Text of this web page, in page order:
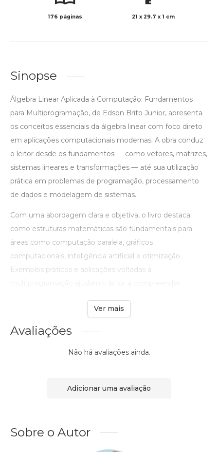
176 páginas 21 x 29.7 x 1 cm
Sinopse
Álgebra Linear Aplicada à Computação: Fundamentos
para Multiprogramação, de Edson Brito Junior, apresenta
os conceitos essenciais da álgebra linear com foco direto
em aplicações computacionais modernas. A obra conduz
o leitor desde os fundamentos — como vetores, matrizes,
sistemas lineares e transformações — até sua utilização
prática em problemas de programação, processamento
de dados e modelagem de sistemas.
Com uma abordagem clara e objetiva, o livro destaca
como estruturas matemáticas são fundamentais para
áreas como computação paralela, gráficos
computacionais, inteligência artificial e otimização.
Exemplos práticos e aplicações voltadas à
Ver mais
Avaliações
Não há avaliações ainda.
Adicionar uma avaliação
Sobre o Autor